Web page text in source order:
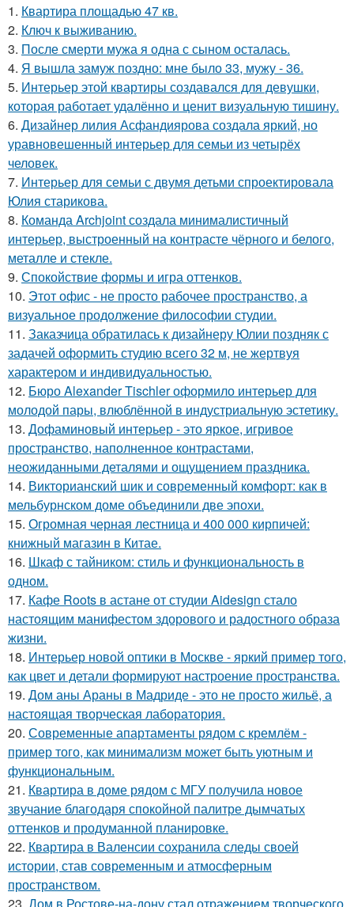
1. Квартира площадью 47 кв.
2. Ключ к выживанию.
3. После смерти мужа я одна с сыном осталась.
4. Я вышла замуж поздно: мне было 33, мужу - 36.
5. Интерьер этой квартиры создавался для девушки,
которая работает удалённо и ценит визуальную тишину.
6. Дизайнер лилия Асфандиярова создала яркий, но
уравновешенный интерьер для семьи из четырёх
человек.
7. Интерьер для семьи с двумя детьми спроектировала
Юлия старикова.
8. Команда Archjoint создала минималистичный
интерьер, выстроенный на контрасте чёрного и белого,
металле и стекле.
9. Спокойствие формы и игра оттенков.
10. Этот офис - не просто рабочее пространство, а
визуальное продолжение философии студии.
11. Заказчица обратилась к дизайнеру Юлии поздняк с
задачей оформить студию всего 32 м, не жертвуя
характером и индивидуальностью.
12. Бюро Alexander Tischler оформило интерьер для
молодой пары, влюблённой в индустриальную эстетику.
13. Дофаминовый интерьер - это яркое, игривое
пространство, наполненное контрастами,
неожиданными деталями и ощущением праздника.
14. Викторианский шик и современный комфорт: как в
мельбурнском доме объединили две эпохи.
15. Огромная черная лестница и 400 000 кирпичей:
книжный магазин в Китае.
16. Шкаф с тайником: стиль и функциональность в
одном.
17. Кафе Roots в астане от студии Aidesign стало
настоящим манифестом здорового и радостного образа
жизни.
18. Интерьер новой оптики в Москве - яркий пример того,
как цвет и детали формируют настроение пространства.
19. Дом аны Араны в Мадриде - это не просто жильё, а
настоящая творческая лаборатория.
20. Современные апартаменты рядом с кремлём -
пример того, как минимализм может быть уютным и
функциональным.
21. Квартира в доме рядом с МГУ получила новое
звучание благодаря спокойной палитре дымчатых
оттенков и продуманной планировке.
22. Квартира в Валенсии сохранила следы своей
истории, став современным и атмосферным
пространством.
23. Дом в Ростове-на-дону стал отражением творческого